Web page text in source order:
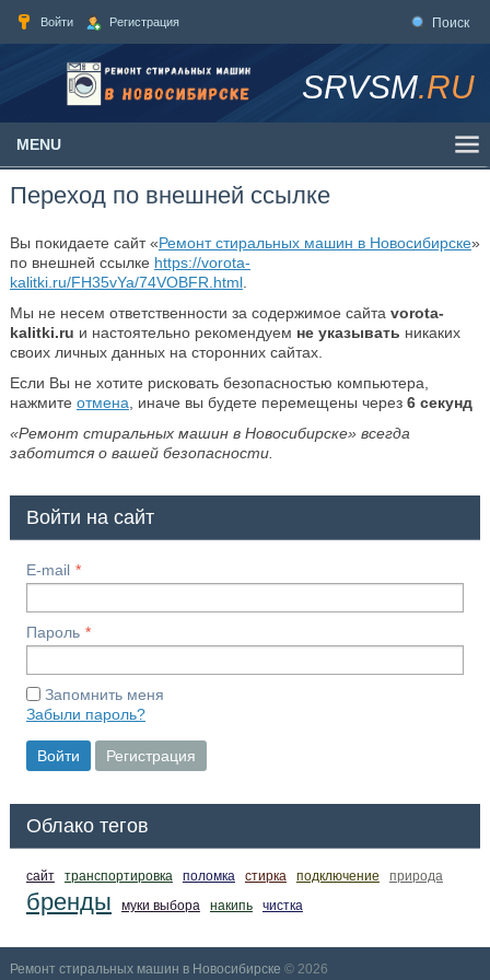
Войти Регистрация Поиск
SRVSM.RU
MENU
Переход по внешней ссылке
Вы покидаете сайт «Ремонт стиральных машин в Новосибирске»
по внешней ссылке https://vorota-
kalitki.ru/FH35vYa/74VOBFR.html.
Мы не несем ответственности за содержимое сайта vorota-
kalitki.ru и настоятельно рекомендуем не указывать никаких
своих личных данных на сторонних сайтах.
Если Вы не хотите рисковать безопасностью компьютера,
нажмите отмена , иначе вы будете перемещены через 6секунд
«Ремонт стиральных машин в Новосибирске» всегда
заботится о вашей безопасности.
Войти на сайт
E-mail
Пароль
Запомнить меня
Забыли пароль?
Войти Регистрация
Облако тегов
сайт транспортировка поломка стирка подключение природа
бренды муки выбора накипь чистка
Ремонт стиральных машин в Новосибирске © 2026